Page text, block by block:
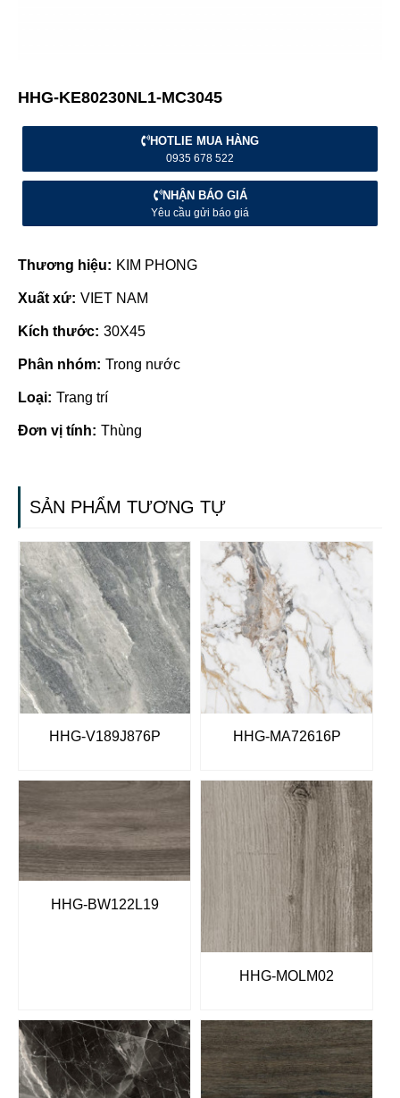
HHG-KE80230NL1-MC3045
HOTLIE MUA HÀNG
0935 678 522
NHẬN BÁO GIÁ
Yêu cầu gửi báo giá
Thương hiệu: KIM PHONG
Xuất xứ: VIET NAM
Kích thước: 30X45
Phân nhóm: Trong nước
Loại: Trang trí
Đơn vị tính: Thùng
SẢN PHẨM TƯƠNG TỰ
HHG-V189J876P HHG-MA72616P
HHG-BW122L19
HHG-MOLM02